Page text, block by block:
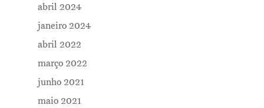
abril 2024
janeiro 2024
abril 2022
março 2022
junho 2021
maio 2021